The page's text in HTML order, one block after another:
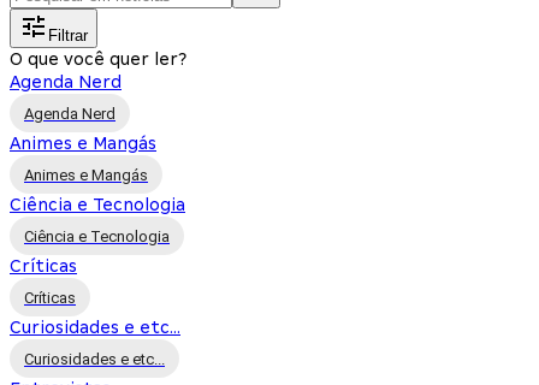
Filtrar
O que você quer ler?
Agenda Nerd
Agenda Nerd
Animes e Mangás
Animes e Mangás
Ciência e Tecnologia
Ciência e Tecnologia
Críticas
Críticas
Curiosidades e etc...
Curiosidades e etc...